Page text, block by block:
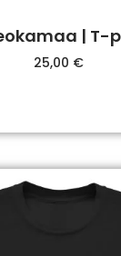
| T-
25,00 €